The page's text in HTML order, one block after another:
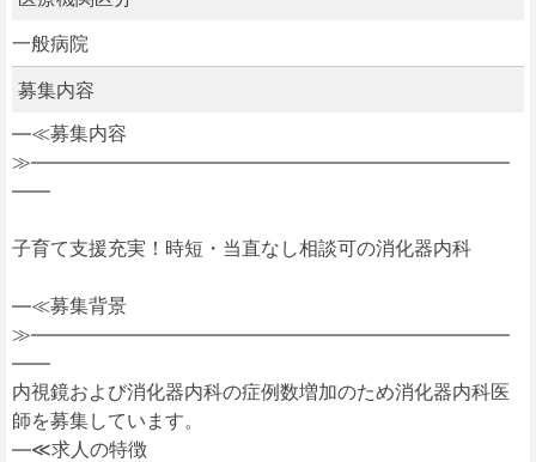
一般病院
募集内容
―≪募集内容
≫―――――――――――――――――――――――――
――
子育て支援充実！時短・当直なし相談可の消化器内科
―≪募集背景
≫―――――――――――――――――――――――――
――
内視鏡および消化器内科の症例数増加のため消化器内科医
師を募集しています。
―≪求人の特徴